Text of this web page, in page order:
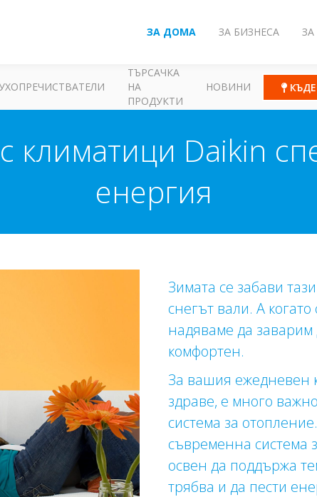
ЗА ДОМА ЗА БИЗНЕСА
ТЪРСАЧКА
НА
ПРОДУКТИ
НОВИНИ
климатици Daikin
енергия
Зимата се забави
снегът вали. A
надяваме да заварим
комфортен.
За вашия ежедневен
здраве, е много
система за
съвременна система
освен да поддържа
трябва и да пести